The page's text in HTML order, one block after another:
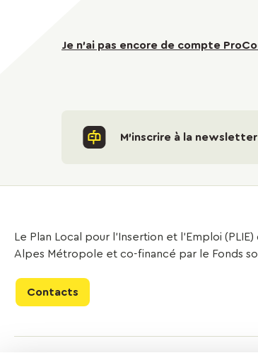
Je n'ai pas encore de compte
M'inscrire à la newsletter
Le Plan Local pour l’Insertion et l’Emploi
Alpes Métropole et co-financé par le Fonds
Contacts